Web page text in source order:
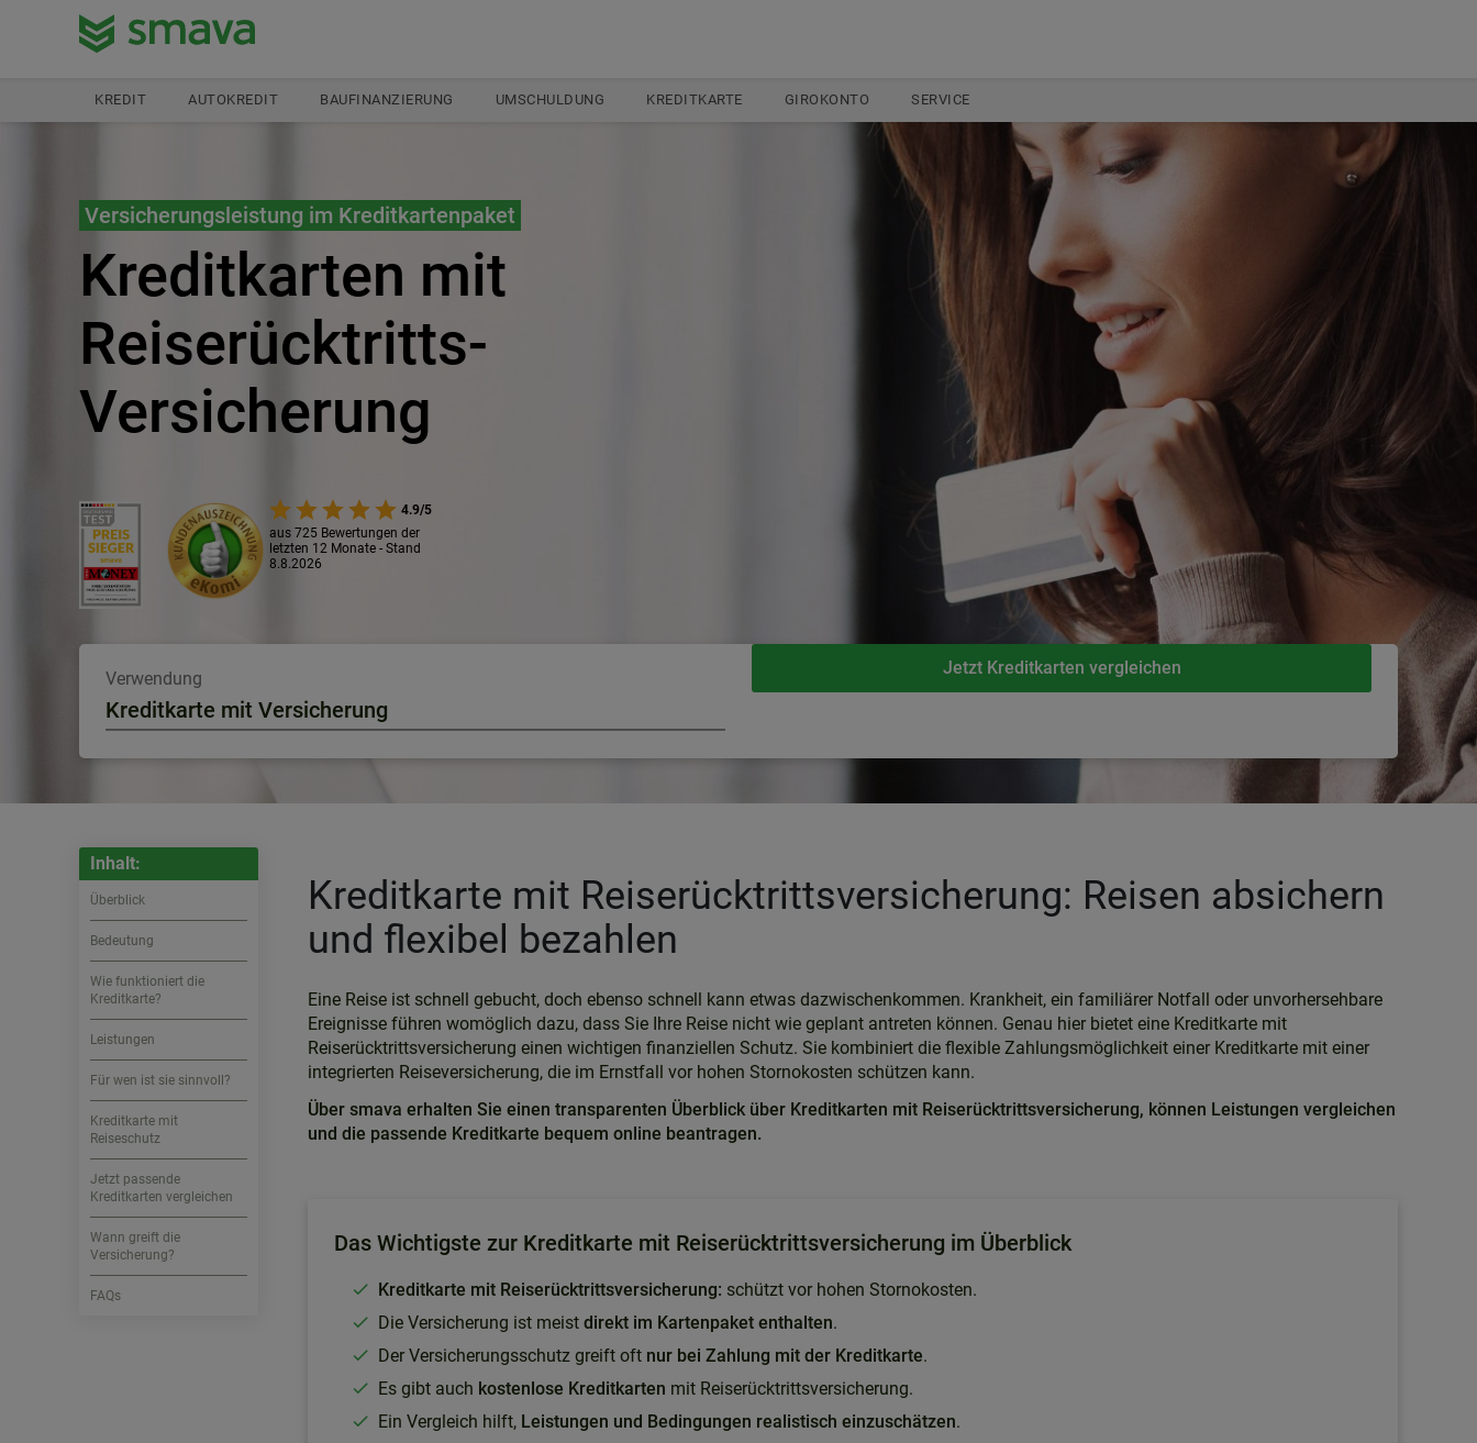
KREDIT AUTOKREDIT BAUFINANZIERUNG UMSCHULDUNG KREDITKARTE GIROKONTO SERVICE
Versicherungsleistung im Kreditkartenpaket
Kreditkarten mit
Reiserücktritts-
Versicherung
4.9/5
aus 725 Bewertungen der
letzten 12 Monate - Stand
8.8.2026
Verwendung
Kreditkarte mit Versicherung
Jetzt Kreditkarten vergleichen
Inhalt:
Überblick
Bedeutung
Wie funktioniert die
Kreditkarte?
Leistungen
Für wen ist sie sinnvoll?
Kreditkarte mit
Reiseschutz
Jetzt passende
Kreditkarten vergleichen
Wann greift die
Versicherung?
FAQs
Kreditkarte mit Reiserücktrittsversicherung: Reisen absichern
und flexibel bezahlen
Eine Reise ist schnell gebucht, doch ebenso schnell kann etwas dazwischenkommen. Krankheit, ein familiärer Notfall oder unvorhersehbare
Ereignisse führen womöglich dazu, dass Sie Ihre Reise nicht wie geplant antreten können. Genau hier bietet eine Kreditkarte mit
Reiserücktrittsversicherung einen wichtigen finanziellen Schutz. Sie kombiniert die flexible Zahlungsmöglichkeit einer Kreditkarte mit einer
integrierten Reiseversicherung, die im Ernstfall vor hohen Stornokosten schützen kann.
Über smava erhalten Sie einen transparenten Überblick über Kreditkarten mit Reiserücktrittsversicherung, können Leistungen vergleichen
und die passende Kreditkarte bequem online beantragen.
Das Wichtigste zur Kreditkarte mit Reiserücktrittsversicherung im Überblick
Kreditkarte mit Reiserücktrittsversicherung: schützt vor hohen Stornokosten.
Die Versicherung ist meist direkt im Kartenpaket enthalten.
Der Versicherungsschutz greift oft nur bei Zahlung mit der Kreditkarte.
Es gibt auch kostenlose Kreditkarten mit Reiserücktrittsversicherung.
Ein Vergleich hilft, Leistungen und Bedingungen realistisch einzuschätzen.